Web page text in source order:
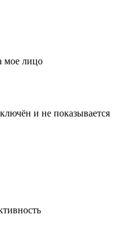
мое лицо
и не показывается